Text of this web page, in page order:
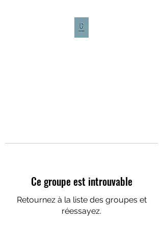
Ce groupe est introuvable
Retournez à la liste des groupes et
réessayez.